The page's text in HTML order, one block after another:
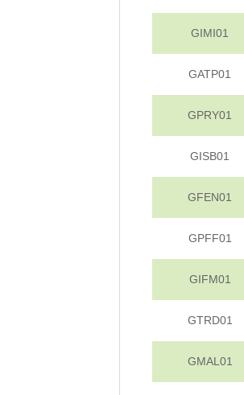
GIMI01
GATP01
GPRY01
GISB01
GFEN01
GPFF01
GIFM01
GTRD01
GMAL01